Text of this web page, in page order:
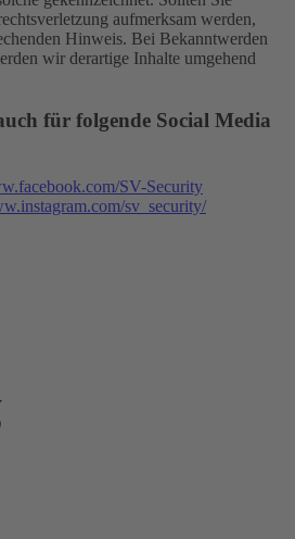
aufmerksam werden,
Hinweis. Bei Bekanntwerden
wir derartige Inhalte umgehend
für folgende Social Media
SV-Security
sv_security/